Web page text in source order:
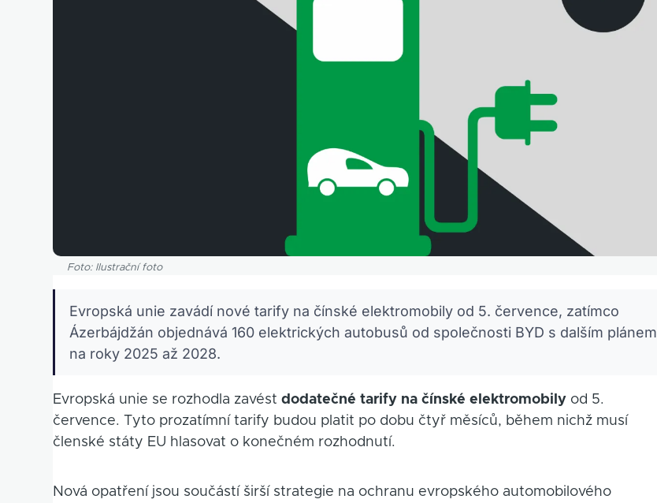
Foto: Ilustrační foto
Evropská unie zavádí nové tarify na čínské elektromobily od 5. července, zatímco
Ázerbájdžán objednává 160 elektrických autobusů od společnosti BYD s dalším plánem
na roky 2025 až 2028.
Evropská unie se rozhodla zavéstdodatečné tarify na čínské elektromobily od 5.
července. Tyto prozatímní tarify budou platit po dobu čtyř měsíců, během nichž musí
členské státy EU hlasovat o konečném rozhodnutí.
Nová opatření jsou součástí širší strategie na ochranu evropského automobilového